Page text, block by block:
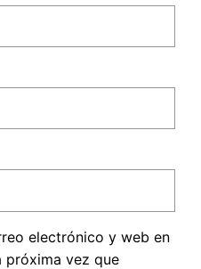
electrónico y web en
próxima vez que